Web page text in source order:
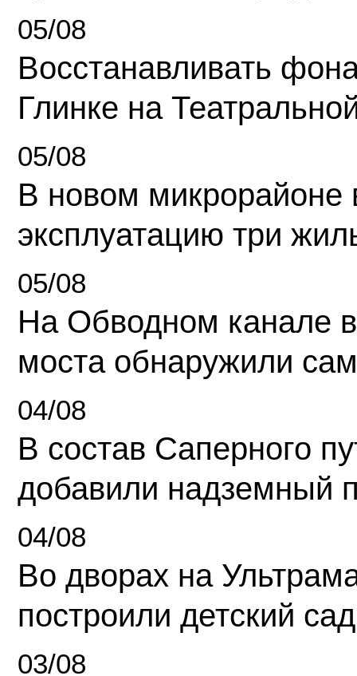
05/08
Восстанавливать
Глинке на
05/08
В новом микрорайоне
эксплуатацию три
05/08
На Обводном канале
моста обнаружили
04/08
В состав Саперного
добавили надземный
04/08
Во дворах на
построили детский сад
03/08